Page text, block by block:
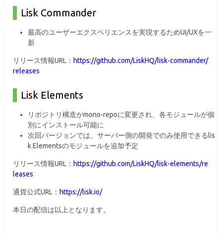
Lisk Commander
最高のユーザーエクスペリエンスを実現するためUI/UXを一
新
リリース情報URL： https://github.com/LiskHQ/lisk-commander/
releases
Lisk Elements
リポジトリ構造がmono-repoに変更され、各モジュールが個
別にインストール可能に
次回バージョンでは、サーバー側の開発でのみ使用できるlis
k Elementsのモジュールを追加予定
リリース情報URL： https://github.com/LiskHQ/lisk-elements/re
leases
通貨公式URL： https://lisk.io/
本日の配信は以上となります。